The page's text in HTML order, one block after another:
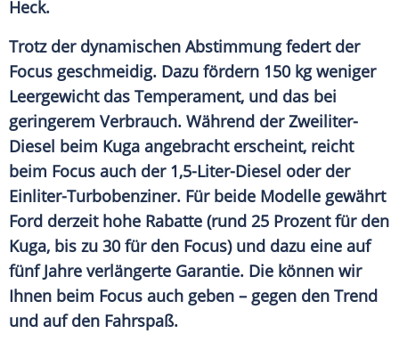
Heck.
Trotz der dynamischen Abstimmung federt der
Focus geschmeidig. Dazu fördern 150 kg weniger
Leergewicht das Temperament, und das bei
geringerem Verbrauch. Während der Zweiliter-
Diesel beim Kuga angebracht erscheint, reicht
beim Focus auch der 1,5-Liter-Diesel oder der
Einliter-Turbobenziner. Für beide Modelle gewährt
Ford derzeit hohe Rabatte (rund 25 Prozent für den
Kuga, bis zu 30 für den Focus) und dazu eine auf
fünf Jahre verlängerte Garantie. Die können wir
Ihnen beim Focus auch geben – gegen den Trend
und auf den Fahrspaß.